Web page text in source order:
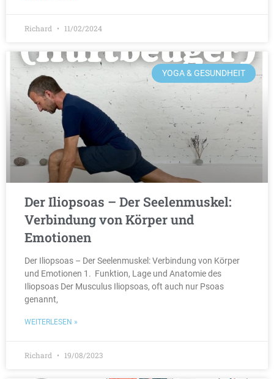
Richard 11/02/2024
YOGA & GESUNDHEIT
Der Iliopsoas – Der Seelenmuskel:
Verbindung von Körper und
Emotionen
Der Iliopsoas – Der Seelenmuskel: Verbindung von Körper
und Emotionen 1. Funktion, Lage und Anatomie des
Iliopsoas Der Musculus Iliopsoas, oft auch nur Psoas
genannt,
WEITERLESEN »
Richard 19/08/2023